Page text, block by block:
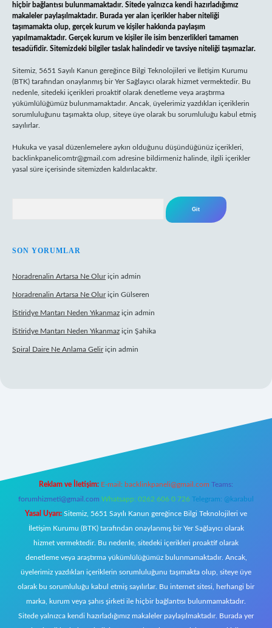
hiçbir bağlantısı bulunmamaktadır. Sitede yalnızca kendi hazırladığımız
makaleler paylaşılmaktadır. Burada yer alan içerikler haber niteliği
taşımamakta olup, gerçek kurum ve kişiler hakkında paylaşım
yapılmamaktadır. Gerçek kurum ve kişiler ile isim benzerlikleri tamamen
tesadüfidir. Sitemizdeki bilgiler taslak halindedir ve tavsiye niteliği taşımazlar.
Sitemiz, 5651 Sayılı Kanun gereğince Bilgi Teknolojileri ve İletişim Kurumu
(BTK) tarafından onaylanmış bir Yer Sağlayıcı olarak hizmet vermektedir. Bu
nedenle, sitedeki içerikleri proaktif olarak denetleme veya araştırma
yükümlülüğümüz bulunmamaktadır. Ancak, üyelerimiz yazdıkları içeriklerin
sorumluluğunu taşımakta olup, siteye üye olarak bu sorumluluğu kabul etmiş
sayılırlar.
Hukuka ve yasal düzenlemelere aykırı olduğunu düşündüğünüz içerikleri,
backlinkpanelicomtr@gmail.com adresine bildirmeniz halinde, ilgili içerikler
yasal süre içerisinde sitemizden kaldırılacaktır.
SON YORUMLAR
Noradrenalin Artarsa Ne Oluriçin admin
Noradrenalin Artarsa Ne Oluriçin Gülseren
İStiridye Mantarı Neden Yıkanmaz için admin
İStiridye Mantarı Neden Yıkanmaz için Şahika
Spiral Daire Ne Anlama Geliriçin admin
Reklam ve İletişim: E-mail: backlinkpaneli@gmail.com Teams:
forumhizmeti@gmail.com Whatsapp: 0262 606 0 726 Telegram: @karabul
Yasal Uyarı: Sitemiz, 5651 Sayılı Kanun gereğince Bilgi Teknolojileri ve
İletişim Kurumu (BTK) tarafından onaylanmış bir Yer Sağlayıcı olarak
hizmet vermektedir. Bu nedenle, sitedeki içerikleri proaktif olarak
denetleme veya araştırma yükümlülüğümüz bulunmamaktadır. Ancak,
üyelerimiz yazdıkları içeriklerin sorumluluğunu taşımakta olup, siteye üye
olarak bu sorumluluğu kabul etmiş sayılırlar. Bu internet sitesi, herhangi bir
marka, kurum veya şahıs şirketi ile hiçbir bağlantısı bulunmamaktadır.
Sitede yalnızca kendi hazırladığımız makaleler paylaşılmaktadır. Burada yer